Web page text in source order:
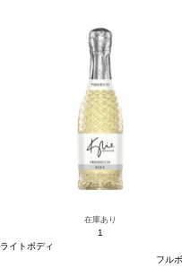
生ハムとメロン、シーフード、
庫切れの場合、在庫があり価格が同
れます、ご了承ください。
が広がり、爽やかな柑橘類を含むフ
でも頭角を表し、アメリカやイギリ
デュース。ボトルにはハートのモチ
生ハムとメロン、シーフード、
グレラ 90%、ピノ・ノワール
庫切れの場合、在庫があり価格が同
れます、ご了承ください。
在庫あり
1
ライトボディ
フル